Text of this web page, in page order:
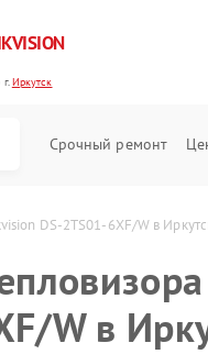
Иркутск
Срочный ремонт
DS-2TS01-6XF/W в
W в